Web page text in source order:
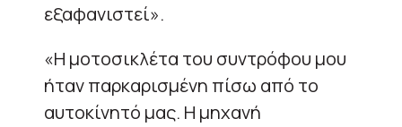
εξαφανιστεί».
«Η μοτοσικλέτα του συντρόφου μου
ήταν παρκαρισμένη πίσω από το
αυτοκίνητό μας. Η μηχανή